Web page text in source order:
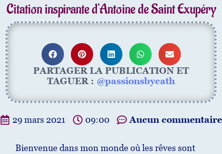
Citation inspirante d’Antoine de Saint Exupéry
PARTAGER LA PUBLICATION ET
TAGUER : @passionsbycath
29 mars 2021 09:00 Aucun commentaire
Bienvenue dans mon monde où les rêves sont